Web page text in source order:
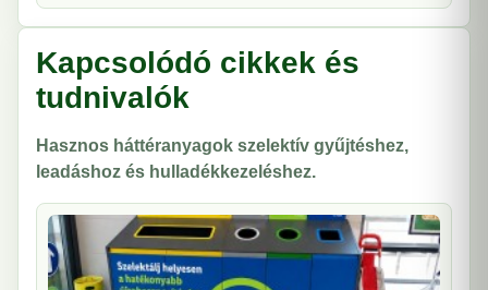
Kapcsolódó cikkek és
tudnivalók
Hasznos háttéranyagok szelektív gyűjtéshez,
leadáshoz és hulladékkezeléshez.